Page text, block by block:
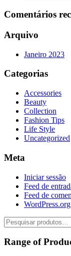
Comentários
Arquivo
Janeiro 2023
Categorias
Accessories
Beauty
Collection
Fashion Tips
Life Style
Uncategorized
Meta
Iniciar sessão
Feed de
Feed de
WordPress.org
Pesquisar
por:
Range of